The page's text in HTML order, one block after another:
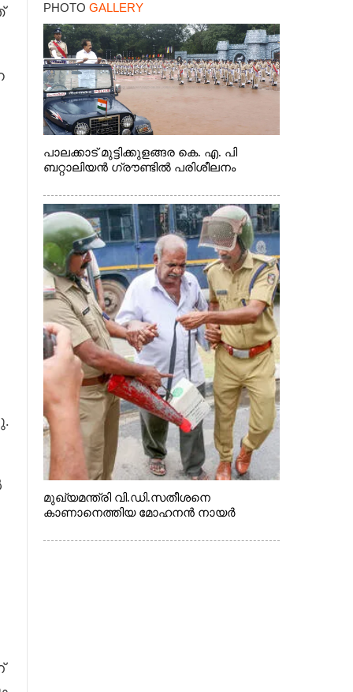
PHOTO GALLERY
പാലക്കാട് മുട്ടിക്കുളങ്ങര കെ. എ. പി
ബറ്റാലിയൻ ഗ്രൗണ്ടിൽ പരിശീലനം
മുഖ്യമന്ത്രി വി.ഡി.സതീശനെ
കാണാനെത്തിയ മോഹനൻ നായർ